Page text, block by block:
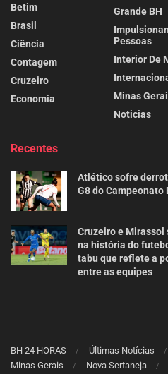
Betim
Brasil
Ciência
Contagem
Cruzeiro
Economia
Grande BH
Pessoas
Interior De
Minas
Noticias
Recentes
Atlético sofre
G8 do
Cruzeiro e
na história do
tabu que reflete a
entre as equipes
BH 24 HORAS Últimas Notícias
Minas Gerais
Nova Sertaneja